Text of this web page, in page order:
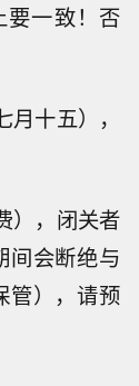
要一致！否
十五），
），闭关者
间会断绝与
管），请预